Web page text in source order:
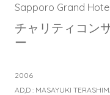
Sapporo Grand Hotel
チャリティコン
ー
2006
AD,D : MASAYUKI